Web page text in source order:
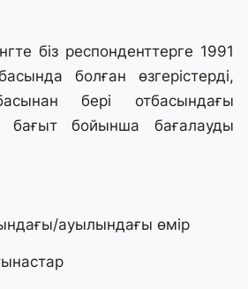
біз респонденттерге 1991
болған өзгерістерді,
басынан бері отбасындағы
бағыт бойынша бағалауды
ауылындағы өмір